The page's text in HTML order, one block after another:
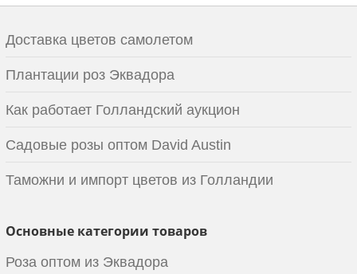
Доставка цветов самолетом
Плантации роз Эквадора
Как работает Голландский аукцион
Садовые розы оптом David Austin
Таможни и импорт цветов из Голландии
Основные категории товаров
Роза оптом из Эквадора